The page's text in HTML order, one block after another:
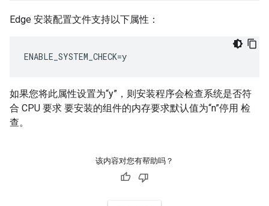
Edge 安装配置文件支持以下属性：
ENABLE_SYSTEM_CHECK=y
如果您将此属性设置为“y”，则安装程序会检查系统是否符
合 CPU 要求 要安装的组件的内存要求默认值为“n”停用 检
查。
该内容对您有帮助吗？